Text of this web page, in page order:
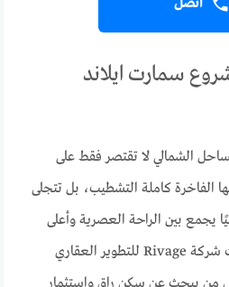
سمارت ايلاند
الشمالي لا تقتصر فقط على
الفاخرة كاملة التشطيب، بل تتجلى
يجمع بين الراحة العصرية وأعلى
مستويات الجودة. فقد صممت شركة Rivage للتطوير العقاري
من يبحث عن سكن راقٍ واستثمار